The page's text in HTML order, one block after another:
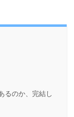
るのか、完結し